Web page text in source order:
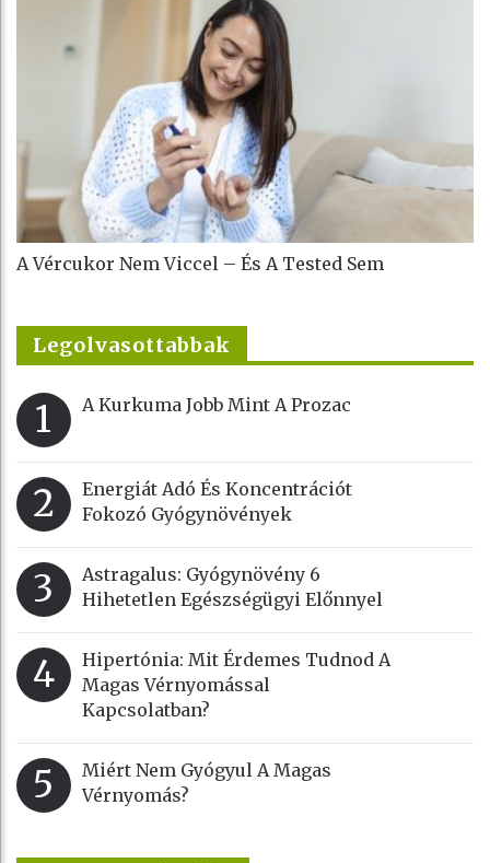
A Vércukor Nem Viccel – És A Tested Sem
Legolvasottabbak
1 A Kurkuma Jobb Mint A Prozac
2
Energiát Adó És Koncentrációt
Fokozó Gyógynövények
3
Astragalus: Gyógynövény 6
Hihetetlen Egészségügyi Előnnyel
4
Hipertónia: Mit Érdemes Tudnod A
Magas Vérnyomással
Kapcsolatban?
5
Miért Nem Gyógyul A Magas
Vérnyomás?